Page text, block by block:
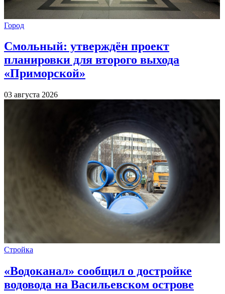
Город
Смольный: утверждён проект
планировки для второго выхода
«Приморской»
03 августа 2026
Стройка
«Водоканал» сообщил о достройке
водовода на Васильевском острове